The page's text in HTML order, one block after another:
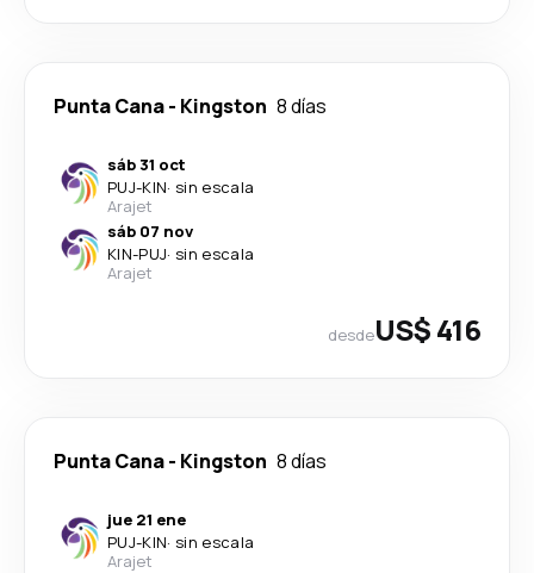
Punta Cana- Kingston 8 días
sáb 31 oct
PUJ-KIN· sin escala
Arajet
sáb 07 nov
KIN-PUJ· sin escala
Arajet
desdeUS$ 416
Punta Cana- Kingston 8 días
jue 21 ene
PUJ-KIN· sin escala
Arajet